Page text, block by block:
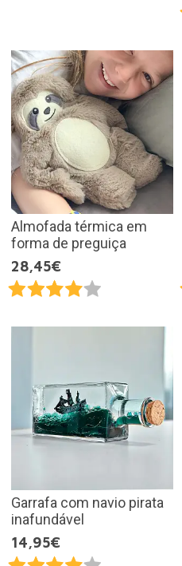
Almofada térmica em
forma de preguiça
28,45€
Garrafa com navio pirata
inafundável
14,95€